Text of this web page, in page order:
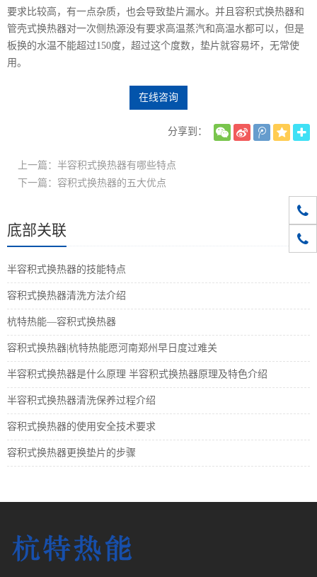
要求比较高，有一点杂质，也会导致垫片漏水。并且容积式换热器和
管壳式换热器对一次侧热源没有要求高温蒸汽和高温水都可以，但是
板换的水温不能超过150度，超过这个度数，垫片就容易坏，无常使
用。
在线咨询
分享到：
上一篇：半容积式换热器有哪些特点
下一篇：容积式换热器的五大优点
底部关联
半容积式换热器的技能特点
容积式换热器清洗方法介绍
杭特热能—容积式换热器
容积式换热器|杭特热能愿河南郑州早日度过难关
半容积式换热器是什么原理 半容积式换热器原理及特色介绍
半容积式换热器清洗保养过程介绍
容积式换热器的使用安全技术要求
容积式换热器更换垫片的步骤